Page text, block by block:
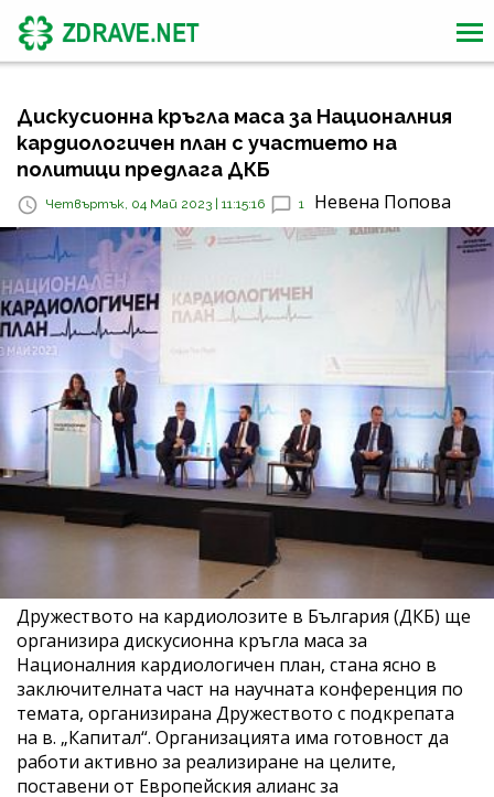
Дискусионна кръгла маса за Националния
кардиологичен план с участието на
политици предлага ДКБ
Четвъртък, 04 Май 2023 | 11:15:16 1 Невена Попова
Дружеството на кардиолозите в България (ДКБ) ще
организира дискусионна кръгла маса за
Националния кардиологичен план, стана ясно в
заключителната част на научната конференция по
темата, организирана Дружеството с подкрепата
на в. „Капитал“. Организацията има готовност да
работи активно за реализиране на целите,
поставени от Европейския алианс за